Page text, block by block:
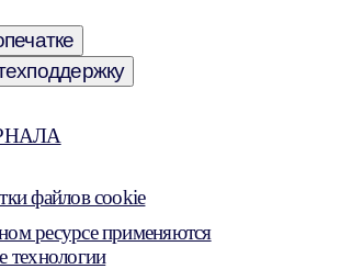
файлов cookie
ресурсе применяются
технологии